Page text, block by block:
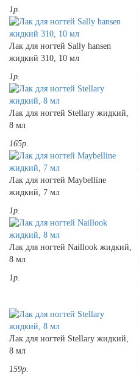
1р.
Лак для ногтей Sally hansen
жидкий 310, 10 мл
1р.
Лак для ногтей Stellary жидкий,
8 мл
165р.
Лак для ногтей Maybelline
жидкий, 7 мл
1р.
Лак для ногтей Naillook жидкий,
8 мл
1р.
Лак для ногтей Stellary жидкий,
8 мл
159р.